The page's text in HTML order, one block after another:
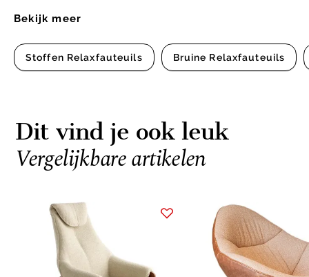
Bekijk meer
Stoffen Relaxfauteuils Bruine Relaxfauteuils
Dit vind je ook leuk
Vergelijkbare artikelen